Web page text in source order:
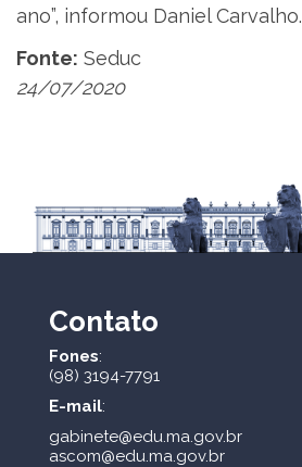
ano”, informou Daniel Carvalho.
Fonte: Seduc
24/07/2020
Contato
Fones:
(98) 3194-7791
E-mail:
gabinete@edu.ma.gov.br
ascom@edu.ma.gov.br